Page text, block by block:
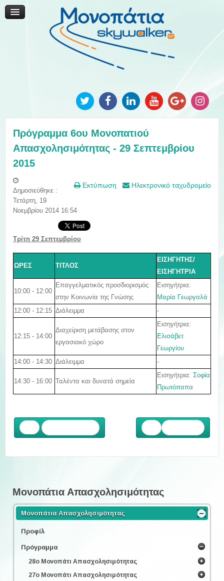
Μονοπάτια Καινοτομίας
Μονοπάτια Τοπικής Ανάπτυξης
Ανακοινώσεις
Φωτογραφίες
Πρόγραμμα 6ου Μονοπατιού
Απασχολησιμότητας - 29 Σεπτεμβρίου
2015
Εκτύπωση Ηλεκτρονικό ταχυδρομείο
Δημοσιεύθηκε :
Τετάρτη, 19
Νοεμβρίου 2014 16:54
Τρίτη 29 Σεπτεμβρίου
ΩΡΕΣ ΤΙΤΛΟΣ
ΕΙΣΗΓΗΤΗΣ/
ΕΙΣΗΓΗΤΡΙΑ
10:00 - 12:00
Επαγγελματικός προσδιορισμός
στην Κοινωνία της Γνώσης
Εισηγήτρια:
Μαρία Γεωργαλά
12:00 - 12:15 Διάλειμμα -
12:15 - 14:00
Διαχείριση μετάβασης στον
εργασιακό χώρο
Εισηγήτρια:
Ελισάβετ
Γεωργίου
14:00 - 14:30 Διάλειμμα -
14:30 - 16:00 Ταλέντα και δυνατά σημεία
Εισηγήτρια: Σοφία
Πρωτόπαπα
Μονοπάτια Απασχολησιμότητας
Μονοπάτια Απασχολησιμότητας
Προφίλ
Πρόγραμμα
28ο Μονοπάτι Απασχολησιμότητας
27ο Μονοπάτι Απασχολησιμότητας